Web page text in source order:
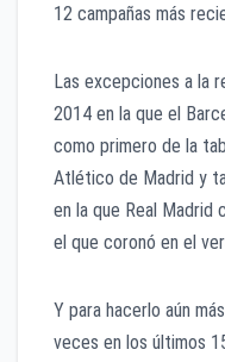
12 campañas más
Las excepciones a la
2014 en la que el
como primero de la
Atlético de Madrid y
en la que Real Madrid
el que coronó en el
Y para hacerlo aún
veces en los últimos